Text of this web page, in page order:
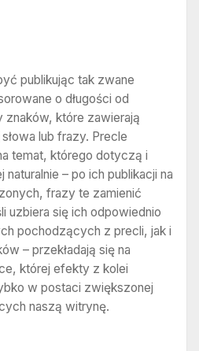
publikując tak zwane
o długości od
znaków, które zawierają
lub frazy. Precle
temat, którego dotyczą i
– po ich publikacji na
frazy te zamienić
uzbiera się ich odpowiednio
pochodzących z precli, jak i
– przekładają się na
której efekty z kolei
w postaci zwiększonej
naszą witrynę.